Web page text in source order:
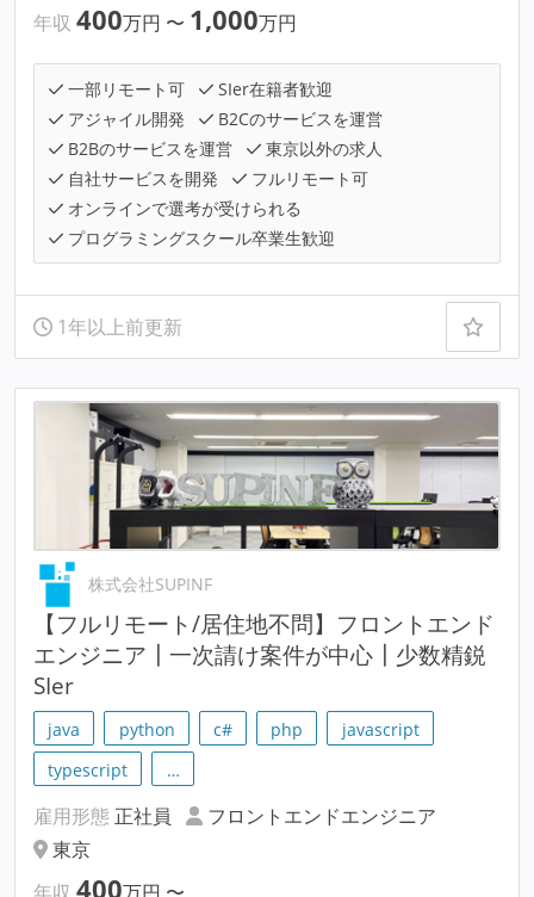
年収 400万円 〜 1,000万円
一部リモート可
SIer在籍者歓迎
アジャイル開発
B2Cのサービスを運営
B2Bのサービスを運営
東京以外の求人
自社サービスを開発
フルリモート可
オンラインで選考が受けられる
プログラミングスクール卒業生歓迎
1年以上前更新
株式会社SUPINF
【フルリモート/居住地不問】フロントエンド
エンジニア┃一次請け案件が中心┃少数精鋭
SIer
java python c# php
javascript
typescript
…
雇用形態 正社員
フロントエンドエンジニア
東京
400